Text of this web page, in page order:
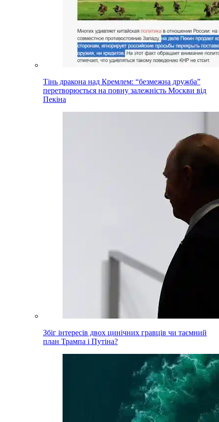
Тінь дракона над Кремлем: “безмежна дружба”
перетворюється на повну залежність Москви від
Пекіна
Збіг інтересів двох цинічних гравців чи таємний
план Трампа і Путіна?